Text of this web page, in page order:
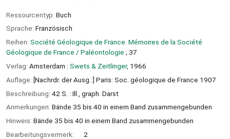
Ressourcentyp: Buch
Sprache: Französisch
Reihen: Société Géologique de France. Mémoires de la Société
Géologique de France / Paléontologie ; 37
Verlag: Amsterdam : Swets & Zeitlinger, 1966
Auflage: [Nachrdr. der Ausg.:] Paris: Soc. géologique de France 1907
Beschreibung: 42 S. : Ill., graph. Darst
Anmerkungen: Bände 35 bis 40 in einem Band zusammengebunden
Hinweis: Bände 35 bis 40 in einem Band zusammengebunden
Bearbeitungsvermerk:
2